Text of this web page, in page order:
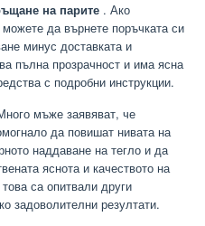
на парите . Ако
да върнете поръчката си
минус доставката и
пълна прозрачност и има ясна
с подробни инструкции.
мъже заявяват, че
да повишат нивата на
наддаване на тегло и да
яснота и качеството на
са опитвали други
задоволителни резултати.